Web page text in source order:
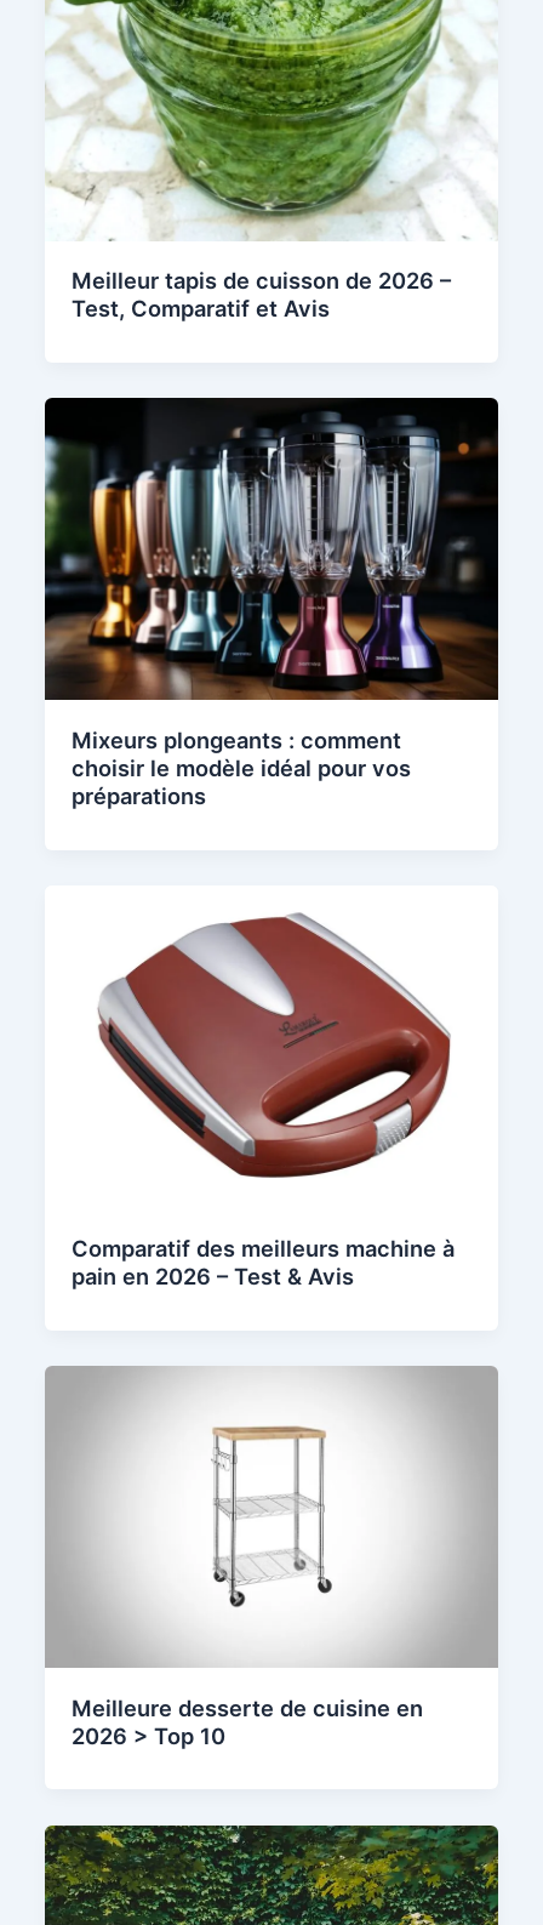
Meilleur tapis de cuisson de 2026 –
Test, Comparatif et Avis
Mixeurs plongeants : comment
choisir le modèle idéal pour vos
préparations
Comparatif des meilleurs machine à
pain en 2026 – Test & Avis
Meilleure desserte de cuisine en
2026 > Top 10